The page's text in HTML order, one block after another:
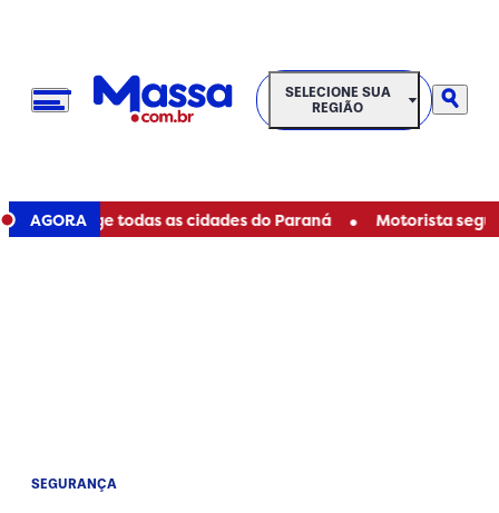
SELECIONE SUA REGIÃO
SELECIONE SUA
REGIÃO
AGORA
atinge todas as cidades do Paraná • Motorista segue
SEGURANÇA